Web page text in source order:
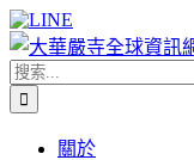
Skip
to
content
Facebook
X
WeChat
YouTube
LINE
搜
索
關於